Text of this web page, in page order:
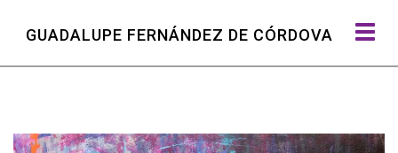
GUADALUPE FERNÁNDEZ DE CÓRDOVA